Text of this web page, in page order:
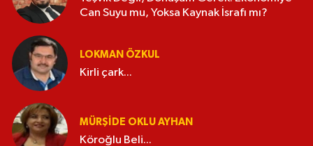
Can Suyu mu, Yoksa Kaynak İsrafı mı?
LOKMAN ÖZKUL
Kirli çark...
MÜRŞIDE OKLU AYHAN
Köroğlu Beli...